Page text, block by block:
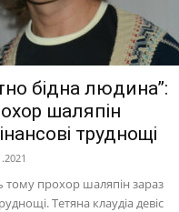
бідна людина”:
шаляпін
труднощі
тому прохор шаляпін зараз
Тетяна клаудіа девіс